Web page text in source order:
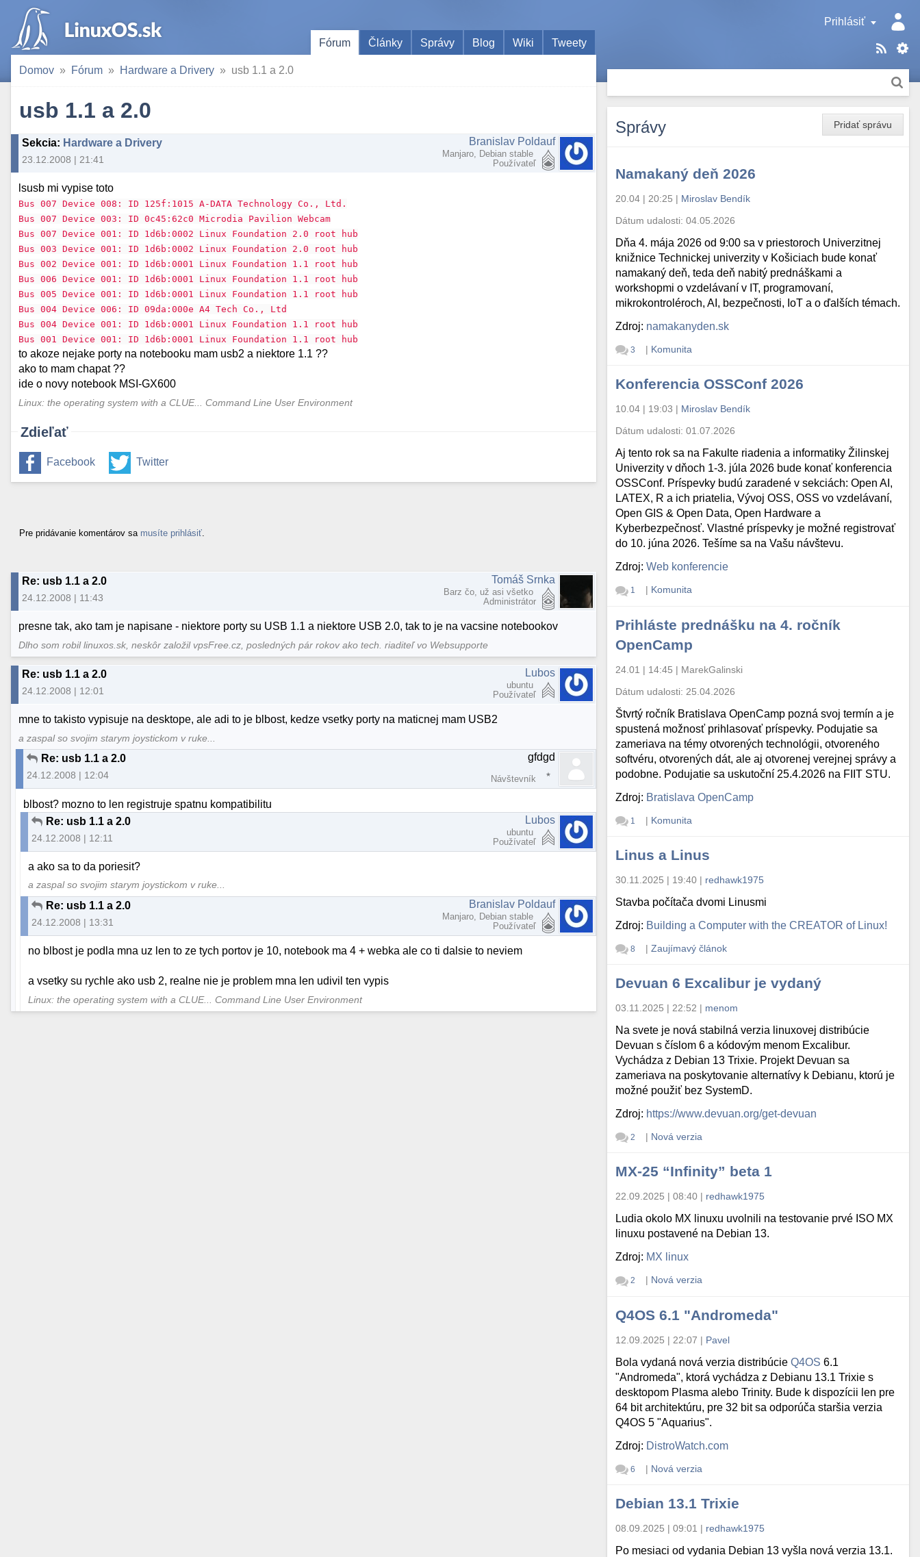
Prihlásiť
Fórum
Články Správy Blog Wiki Tweety
Domov Fórum Hardware a Drivery usb 1.1 a 2.0
usb 1.1 a 2.0
Sekcia: Hardware a Drivery
23.12.2008 | 21:41
Branislav Poldauf
Manjaro, Debian stable
Používateľ
lsusb mi vypise toto
Bus 007 Device 008: ID 125f:1015 A-DATA Technology Co., Ltd.
Bus 007 Device 003: ID 0c45:62c0 Microdia Pavilion Webcam
Bus 007 Device 001: ID 1d6b:0002 Linux Foundation 2.0 root hub
Bus 003 Device 001: ID 1d6b:0002 Linux Foundation 2.0 root hub
Bus 002 Device 001: ID 1d6b:0001 Linux Foundation 1.1 root hub
Bus 006 Device 001: ID 1d6b:0001 Linux Foundation 1.1 root hub
Bus 005 Device 001: ID 1d6b:0001 Linux Foundation 1.1 root hub
Bus 004 Device 006: ID 09da:000e A4 Tech Co., Ltd
Bus 004 Device 001: ID 1d6b:0001 Linux Foundation 1.1 root hub
Bus 001 Device 001: ID 1d6b:0001 Linux Foundation 1.1 root hub
to akoze nejake porty na notebooku mam usb2 a niektore 1.1 ??
ako to mam chapat ??
ide o novy notebook MSI-GX600
Linux: the operating system with a CLUE... Command Line User Environment
Zdieľať
Facebook Twitter
Pre pridávanie komentárov sa musíte prihlásiť
Re: usb 1.1 a 2.0
24.12.2008 | 11:43
Tomáš Srnka
Barz čo, už asi všetko
Administrátor
presne tak, ako tam je napisane - niektore porty su USB 1.1 a niektore USB 2.0, tak to je na vacsine notebookov
Dlho som robil linuxos.sk, neskôr založil vpsFree.cz, posledných pár rokov ako tech. riaditeľ vo Websupporte
Re: usb 1.1 a 2.0
24.12.2008 | 12:01
Lubos
ubuntu
Používateľ
mne to takisto vypisuje na desktope, ale adi to je blbost, kedze vsetky porty na maticnej mam USB2
a zaspal so svojim starym joystickom v ruke...
Re: usb 1.1 a 2.0
24.12.2008 | 12:04
gfdgd
Návštevník
blbost? mozno to len registruje spatnu kompatibilitu
Re: usb 1.1 a 2.0
24.12.2008 | 12:11
Lubos
ubuntu
Používateľ
a ako sa to da poriesit?
a zaspal so svojim starym joystickom v ruke...
Re: usb 1.1 a 2.0
24.12.2008 | 13:31
Branislav Poldauf
Manjaro, Debian stable
Používateľ
no blbost je podla mna uz len to ze tych portov je 10, notebook ma 4 + webka ale co ti dalsie to neviem
a vsetky su rychle ako usb 2, realne nie je problem mna len udivil ten vypis
Linux: the operating system with a CLUE... Command Line User Environment
Pridať správu
Správy
Namakaný deň 2026
20.04 | 20:25 | Miroslav Bendík
Dátum udalosti:04.05.2026
Dňa 4. mája 2026 od 9:00 sa v priestoroch Univerzitnej
knižnice Technickej univerzity v Košiciach bude konať
namakaný deň, teda deň nabitý prednáškami a
workshopmi o vzdelávaní v IT, programovaní,
mikrokontroléroch, AI, bezpečnosti, IoT a o ďalších témach.
Zdroj: namakanyden.sk
3 | Komunita
Konferencia OSSConf 2026
10.04 | 19:03 | Miroslav Bendík
Dátum udalosti:01.07.2026
Aj tento rok sa na Fakulte riadenia a informatiky Žilinskej
Univerzity v dňoch 1-3. júla 2026 bude konať konferencia
OSSConf. Príspevky budú zaradené v sekciách: Open AI,
LATEX, R a ich priatelia, Vývoj OSS, OSS vo vzdelávaní,
Open GIS & Open Data, Open Hardware a
Kyberbezpečnosť. Vlastné príspevky je možné registrovať
do 10. júna 2026. Tešíme sa na Vašu návštevu.
Zdroj:Web konferencie
1 | Komunita
Prihláste prednášku na 4. ročník
OpenCamp
24.01 | 14:45 | MarekGalinski
Dátum udalosti: 25.04.2026
Štvrtý ročník Bratislava OpenCamp pozná svoj termín a je
spustená možnosť prihlasovať príspevky. Podujatie sa
zameriava na témy otvorených technológii, otvoreného
softvéru, otvorených dát, ale aj otvorenej verejnej správy a
podobne. Podujatie sa uskutoční 25.4.2026 na FIIT STU.
Zdroj: Bratislava OpenCamp
1 | Komunita
Linus a Linus
30.11.2025 | 19:40 | redhawk1975
Stavba počítača dvomi Linusmi
Zdroj: Building a Computer with the CREATOR of Linux!
8 | Zaujímavý článok
Devuan 6 Excalibur je vydaný
03.11.2025 | 22:52 | menom
Na svete je nová stabilná verzia linuxovej distribúcie
Devuan s číslom 6 a kódovým menom Excalibur.
Vychádza z Debian 13 Trixie. Projekt Devuan sa
zameriava na poskytovanie alternatívy k Debianu, ktorú je
možné použiť bez SystemD.
Zdroj: https://www.devuan.org/get-devuan
2 | Nová verzia
MX-25 “Infinity” beta 1
22.09.2025 | 08:40 | redhawk1975
Ludia okolo MX linuxu uvolnili na testovanie prvé ISO MX
linuxu postavené na Debian 13.
Zdroj: MX linux
2 | Nová verzia
Q4OS 6.1 "Andromeda"
12.09.2025 | 22:07 | Pavel
Bola vydaná nová verzia distribúcieQ4OS 6.1
"Andromeda", ktorá vychádza z Debianu 13.1 Trixie s
desktopom Plasma alebo Trinity. Bude k dispozícii len pre
64 bit architektúru, pre 32 bit sa odporúča staršia verzia
Q4OS 5 "Aquarius".
Zdroj: DistroWatch.com
6 | Nová verzia
Debian 13.1 Trixie
08.09.2025 | 09:01 | redhawk1975
Po mesiaci od vydania Debian 13 vyšla nová verzia 13.1.